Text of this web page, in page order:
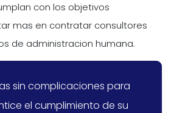
con los objetivos
mas en contratar consultores
de administracion humana.
sin complicaciones para
el cumplimiento de su